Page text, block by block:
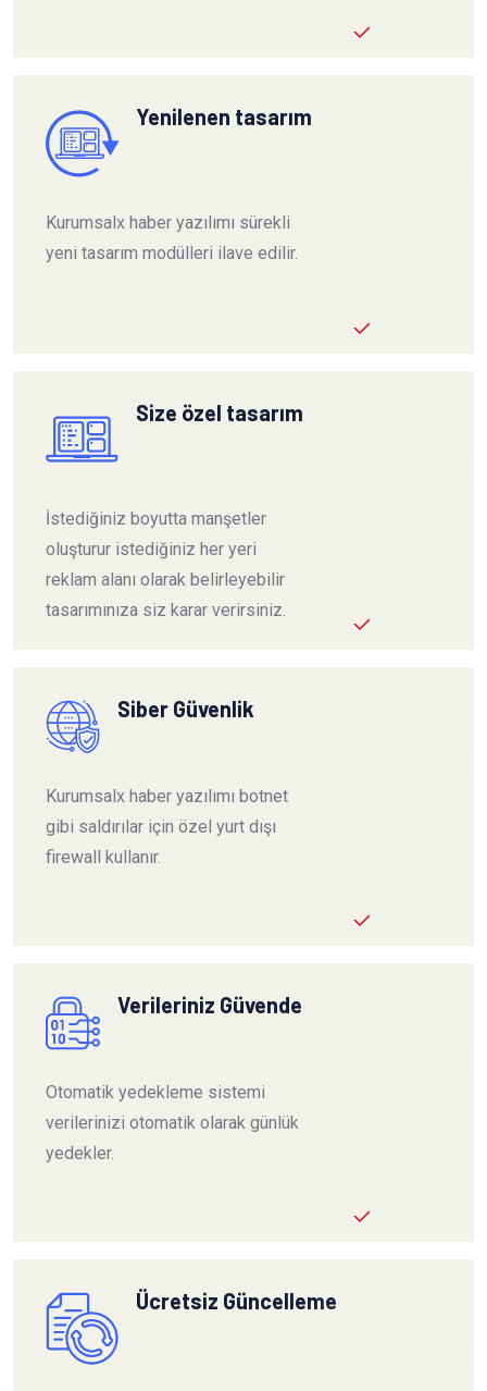
Yenilenen tasarım
Kurumsalx haber yazılımı sürekli
yeni tasarım modülleri ilave edilir.
Size özel tasarım
İstediğiniz boyutta manşetler
oluşturur istediğiniz her yeri
reklam alanı olarak belirleyebilir
tasarımınıza siz karar verirsiniz.
Siber Güvenlik
Kurumsalx haber yazılımı botnet
gibi saldırılar için özel yurt dışı
firewall kullanır.
Verileriniz Güvende
Otomatik yedekleme sistemi
verilerinizi otomatik olarak günlük
yedekler.
Ücretsiz Güncelleme